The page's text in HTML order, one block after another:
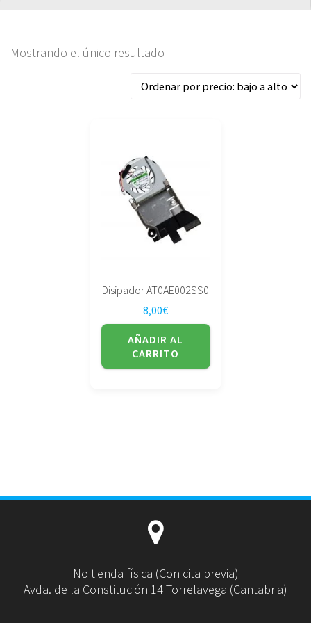
Mostrando el único resultado
Disipador AT0AE002SS0
8,00€
AÑADIR AL
CARRITO
No tienda física (Con cita previa)
Avda. de la Constitución 14 Torrelavega (Cantabria)